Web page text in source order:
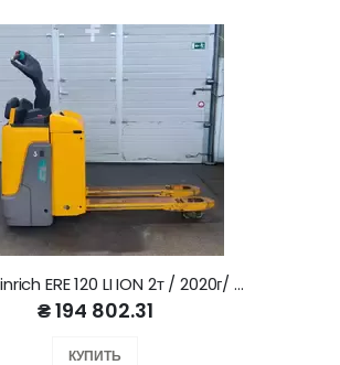
Jungheinrich ERE 120 LI ION 2т / 2020г/ 3507ч
₴ 194 802.31
КУПИТЬ